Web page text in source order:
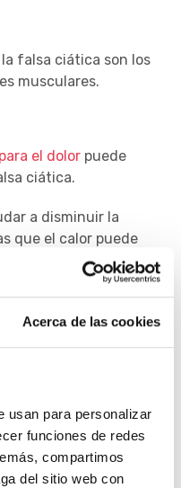
Acerca de las cookies
usan para personalizar
funciones de redes
compartimos
del sitio web con
falsa ciática son los
musculares.
el dolor puede
ciática.
a disminuir la
que el calor puede
el dolor de
puede incluir